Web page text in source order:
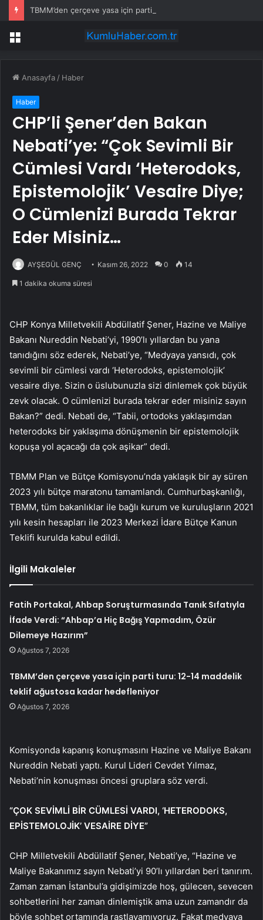
Menü
Anasayfa / Haber
Haber
CHP’li Şener’den Bakan
Nebati’ye: “Çok Sevimli Bir
Cümlesi Vardı ‘Heterodoks,
Epistemolojik’ Vesaire Diye;
O Cümlenizi Burada Tekrar
Eder Misiniz…
AYŞEGÜL GENÇ Kasım 26, 2022 0 14
1 dakika okuma süresi
CHP Konya Milletvekili Abdüllatif Şener, Hazine ve Maliye
Bakanı Nureddin Nebati’yi, 1990’lı yıllardan bu yana
tanıdığını söz ederek, Nebati’ye, “Medyaya yansıdı, çok
sevimli bir cümlesi vardı ‘Heterodoks, epistemolojik’
vesaire diye. Sizin o üslubunuzla sizi dinlemek çok büyük
zevk olacak. O cümlenizi burada tekrar eder misiniz sayın
Bakan?” dedi. Nebati de, “Tabii, ortodoks yaklaşımdan
heterodoks bir yaklaşıma dönüşmenin bir epistemolojik
kopuşa yol açacağı da çok aşikar” dedi.
TBMM Plan ve Bütçe Komisyonu’nda yaklaşık bir ay süren
2023 yılı bütçe maratonu tamamlandı. Cumhurbaşkanlığı,
TBMM, tüm bakanlıklar ile bağlı kurum ve kuruluşların 2021
yılı kesin hesapları ile 2023 Merkezi İdare Bütçe Kanun
Teklifi kurulda kabul edildi.
İlgili Makaleler
Fatih Portakal, Ahbap Soruşturmasında Tanık Sıfatıyla
İfade Verdi: “Ahbap’a Hiç Bağış Yapmadım, Özür
Dilemeye Hazırım”
Ağustos 7, 2026
TBMM’den çerçeve yasa için parti turu: 12-14 maddelik
teklif ağustosa kadar hedefleniyor
Ağustos 7, 2026
Komisyonda kapanış konuşmasını Hazine ve Maliye Bakanı
Nureddin Nebati yaptı. Kurul Lideri Cevdet Yılmaz,
Nebati’nin konuşması öncesi gruplara söz verdi.
“ÇOK SEVİMLİ BİR CÜMLESİ VARDI, ‘HETERODOKS,
EPİSTEMOLOJİK’ VESAİRE DİYE”
CHP Milletvekili Abdüllatif Şener, Nebati’ye, “Hazine ve
Maliye Bakanımız sayın Nebati’yi 90’lı yıllardan beri tanırım.
Zaman zaman İstanbul’a gidişimizde hoş, gülecen, sevecen
sohbetlerini her zaman dinlemiştik ama uzun zamandır da
böyle sohbet ortamında rastlayamıyoruz. Fakat medyaya